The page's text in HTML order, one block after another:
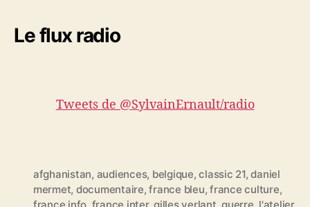
Le flux radio
Tweets de @SylvainErnault/radio
afghanistan, audiences, belgique,classic 21,daniel
mermet, documentaire,france bleu,france culture,